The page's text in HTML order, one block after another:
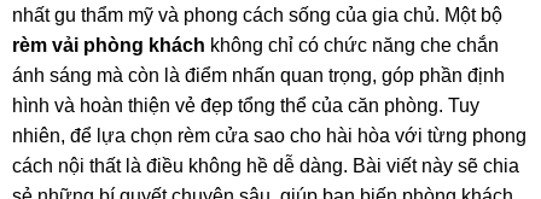
nhất gu thẩm mỹ và phong cách sống của gia chủ. Một bộ
rèm vải phòng khách không chỉ có chức năng che chắn
ánh sáng mà còn là điểm nhấn quan trọng, góp phần định
hình và hoàn thiện vẻ đẹp tổng thể của căn phòng. Tuy
nhiên, để lựa chọn rèm cửa sao cho hài hòa với từng phong
cách nội thất là điều không hề dễ dàng. Bài viết này sẽ chia